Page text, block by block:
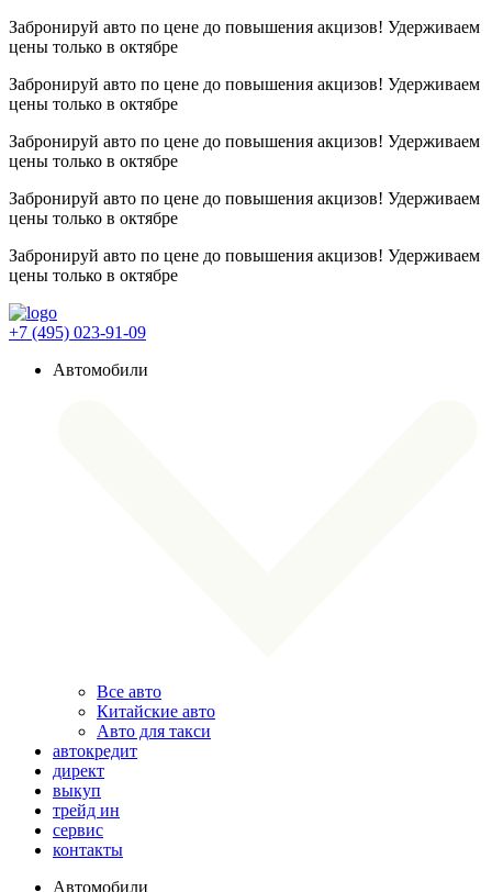
Забронируй авто по цене до повышения акцизов! Удерживаем
цены только в октябре
Забронируй авто по цене до повышения акцизов! Удерживаем
цены только в октябре
Забронируй авто по цене до повышения акцизов! Удерживаем
цены только в октябре
Забронируй авто по цене до повышения акцизов! Удерживаем
цены только в октябре
Забронируй авто по цене до повышения акцизов! Удерживаем
цены только в октябре
+7 (495) 023-91-09
Автомобили
Все авто
Китайские авто
Авто для такси
автокредит
директ
выкуп
трейд ин
сервис
контакты
Автомобили